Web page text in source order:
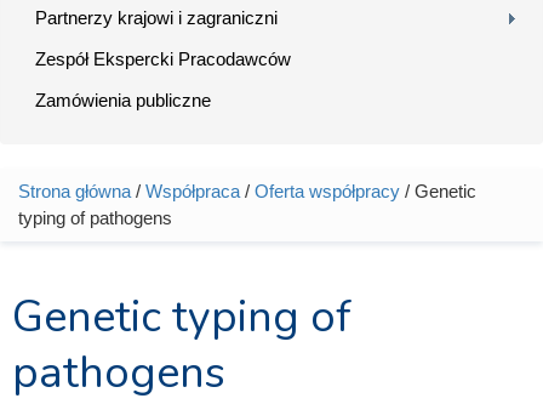
Partnerzy krajowi i zagraniczni
Zespół Ekspercki Pracodawców
Zamówienia publiczne
Jesteś tutaj
Strona główna / Współpraca / Oferta współpracy / Genetic
typing of pathogens
Genetic typing of
pathogens